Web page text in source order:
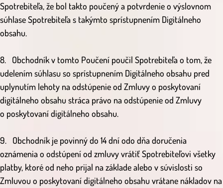
Spotrebiteľa, že bol takto poučený a potvrdenie o výslovnom
súhlase Spotrebiteľa s takýmto sprístupnením Digitálneho
obsahu.
8. Obchodník v tomto Poučení poučil Spotrebiteľa o tom, že
udelením súhlasu so sprístupnením Digitálneho obsahu pred
uplynutím lehoty na odstúpenie od Zmluvy o poskytovaní
digitálneho obsahu stráca právo na odstúpenie od Zmluvy
o poskytovaní digitálneho obsahu.
9. Obchodník je povinný do 14 dní odo dňa doručenia
oznámenia o odstúpení od zmluvy vrátiť Spotrebiteľovi všetky
platby, ktoré od neho prijal na základe alebo v súvislosti so
Zmluvou o poskytovaní digitálneho obsahu vrátane nákladov na